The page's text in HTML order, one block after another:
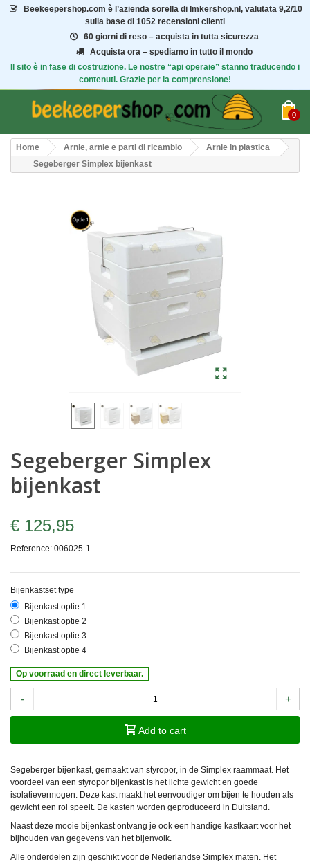
Beekeepershop.com è l’azienda sorella di Imkershop.nl, valutata 9,2/10
sulla base di 1052 recensioni clienti
60 giorni di reso – acquista in tutta sicurezza
Acquista ora – spediamo in tutto il mondo
Il sito è in fase di costruzione. Le nostre “api operaie” stanno traducendo i
contenuti. Grazie per la comprensione!
0
Home Arnie, arnie e parti di ricambio
Arnie in plastica
Segeberger Simplex bijenkast
Segeberger Simplex
bijenkast
€ 125,95
Reference: 006025-1
Bijenkastset type
Bijenkast optie 1
Bijenkast optie 2
Bijenkast optie 3
Bijenkast optie 4
Op voorraad en direct leverbaar.
- +
Add to cart
Segeberger bijenkast, gemaakt van styropor, in de Simplex raammaat. Het
voordeel van een styropor bijenkast is het lichte gewicht en goede
isolatievermogen. Deze kast maakt het eenvoudiger om bijen te houden als
gewicht een rol speelt. De kasten worden geproduceerd in Duitsland.
Naast deze mooie bijenkast ontvang je ook een handige kastkaart voor het
bijhouden van gegevens van het bijenvolk.
Alle onderdelen zijn geschikt voor de Nederlandse Simplex maten. Het